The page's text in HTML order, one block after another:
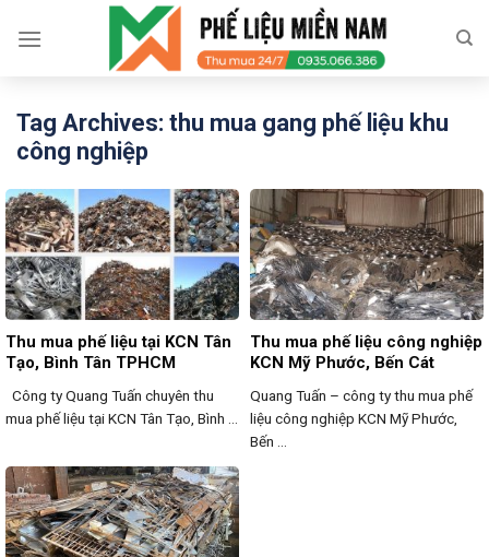
Tag Archives: thu mua gang phế liệu khu
công nghiệp
Thu mua phế liệu tại KCN Tân
Tạo, Bình Tân TPHCM
Công ty Quang Tuấn chuyên thu
mua phế liệu tại KCN Tân Tạo, Bình ...
Thu mua phế liệu công nghiệp
KCN Mỹ Phước, Bến Cát
Quang Tuấn – công ty thu mua phế
liệu công nghiệp KCN Mỹ Phước,
Bến ...